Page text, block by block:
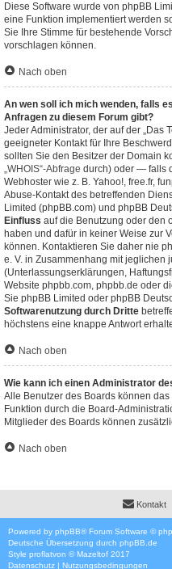
Diese Software wurde von phpBB
eine Funktion implementiert werden
Sie Ihre Stimme für bestehende
vorschlagen können.
Nach oben
An wen soll ich mich wenden, falls
Anfragen zu diesem Forum gibt?
Jeder Administrator, der auf der „Das
geeigneter Kontakt für Ihre
sollten Sie den Besitzer der Domain
„WHOIS“-Abfrage durch) oder — falls
Webhoster wie z. B. Yahoo!, free.fr,
Abuse-Kontakt des betreffenden
Limited (phpBB.com) und phpBB
Einfluss auf die Benutzung oder den
haben und dafür in keiner Weise zur
können. Kontaktieren Sie daher nie
e. V. in Zusammenhang mit jeglichen
(Unterlassungserklärungen,
Website phpbb.com, phpbb.de oder
Sie phpBB Limited oder phpBB
Softwarenutzung durch Dritte
höchstens eine knappe Antwort
Nach oben
Wie kann ich einen Administrator
Alle Benutzer des Boards können
Funktion durch die Board-
Mitglieder des Boards können
Nach oben
Kontakt
Powered by phpBB® Forum Software ©
Deutsche Übersetzung durch phpBB.de
Style proflatvon ©Mazeltof 2017
Datenschutz | Nutzungsbedingungen